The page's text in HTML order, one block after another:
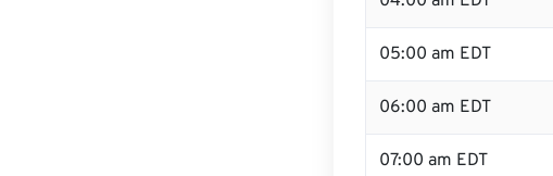
05:00 am EDT
06:00 am EDT
07:00 am EDT